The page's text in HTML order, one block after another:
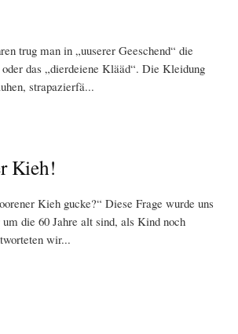
trug man in „uuserer Geeschend“ die
das „dierdeiene Klääd“. Die Kleidung
strapazierfä...
Kieh!
Kieh gucke?“ Diese Frage wurde uns
die 60 Jahre alt sind, als Kind noch
wir...